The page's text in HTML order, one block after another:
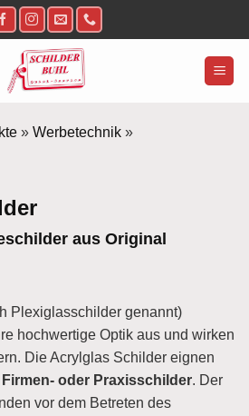
» Werbetechnik »
aus Original
Plexiglasschilder genannt)
hochwertige Optik aus und wirken
Die Acrylglas Schilder eignen
Firmen- oder Praxisschilder. Der
vor dem Betreten des